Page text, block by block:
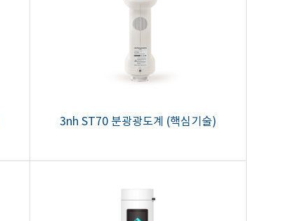
3nh ST70 분광광도계 (핵심기술)